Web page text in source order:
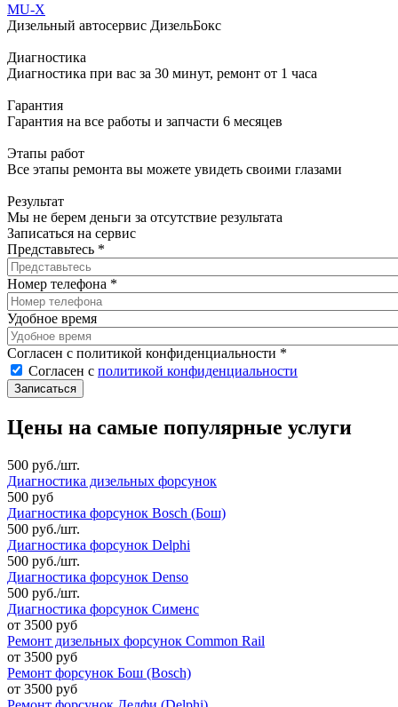
MU-X
Дизельный автосервис ДизельБокс
Диагностика
Диагностика при вас за 30 минут, ремонт от 1 часа
Гарантия
Гарантия на все работы и запчасти 6 месяцев
Этапы работ
Все этапы ремонта вы можете увидеть своими глазами
Результат
Мы не берем деньги за отсутствие результата
Записаться на сервис
Представьтесь *
Номер телефона *
Удобное время
Согласен с политикой конфиденциальности *
Согласен с политикой конфиденциальности
Цены на самые популярные услуги
500 руб./шт.
Диагностика дизельных форсунок
500 руб
Диагностика форсунок Bosch (Бош)
500 руб./шт.
Диагностика форсунок Delphi
500 руб./шт.
Диагностика форсунок Denso
500 руб./шт.
Диагностика форсунок Сименс
от 3500 руб
Ремонт дизельных форсунок Common Rail
от 3500 руб
Ремонт форсунок Бош (Bosch)
от 3500 руб